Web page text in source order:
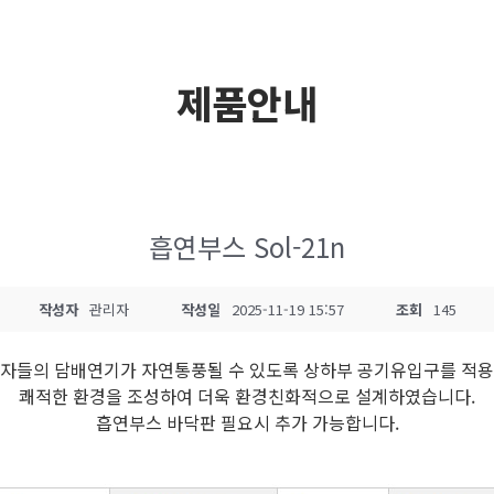
제품안내
흡연부스 Sol-21n
작성자 관리자 작성일 2025-11-19 15:57 조회 145
들의 담배연기가 자연통풍될 수 있도록 상하부 공기유입구를 적
쾌적한 환경을 조성하여 더욱 환경친화적으로 설계하였습니다.
흡연부스 바닥판 필요시 추가 가능합니다.